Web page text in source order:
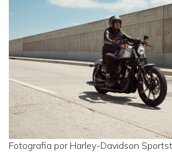
Fotografia por Harley-Davidson